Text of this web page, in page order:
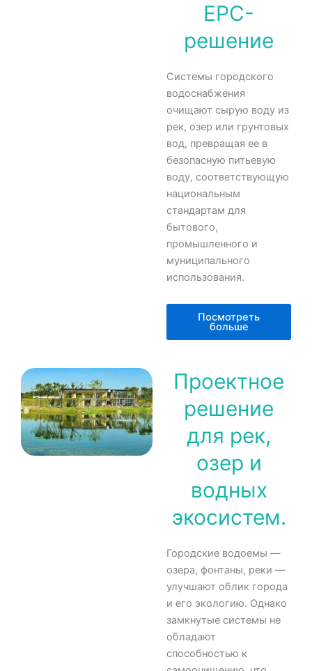
EPC-
решение
Системы городского
водоснабжения
очищают сырую воду из
рек, озер или грунтовых
вод, превращая ее в
безопасную питьевую
воду, соответствующую
национальным
стандартам для
бытового,
промышленного и
муниципального
использования.
Посмотреть
больше
Проектное
решение
для рек,
озер и
водных
экосистем.
Городские водоемы —
озера, фонтаны, реки —
улучшают облик города
и его экологию. Однако
замкнутые системы не
обладают
способностью к